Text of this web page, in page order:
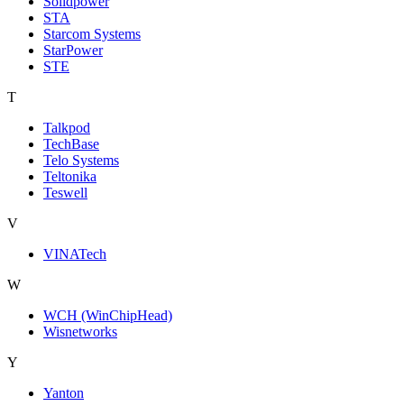
STA
Starcom Systems
StarPower
STE
T
Talkpod
TechBase
Telo Systems
Teltonika
Teswell
V
VINATech
W
WCH (WinChipHead)
Wisnetworks
Y
Yanton